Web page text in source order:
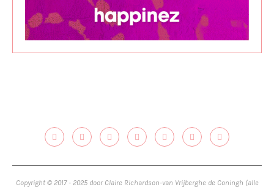
Copyright © 2017 - 2025 door Claire Richardson-van Vrijberghe de Coningh (alle